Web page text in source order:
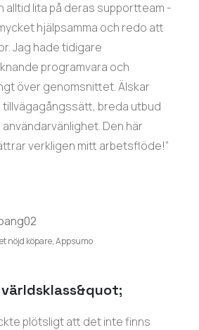
alltid lita på deras supportteam -
hjälpsamma och redo att
Jag hade tidigare
programvara och
över genomsnittet. Älskar
tillvägagångssätt, breda utbud
Den här
verkligen mitt arbetsflöde!”
nöjd köpare, Appsumo
plötsligt att det inte finns